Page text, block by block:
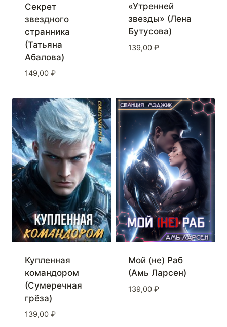
Секрет
звездного
странника
(Татьяна
Абалова)
149,00 ₽
«Утренней
звезды» (Лена
Бутусова)
139,00 ₽
Купленная
командором
(Сумеречная
грёза)
139,00 ₽
Мой (не) Раб
(Амь Ларсен)
139,00 ₽